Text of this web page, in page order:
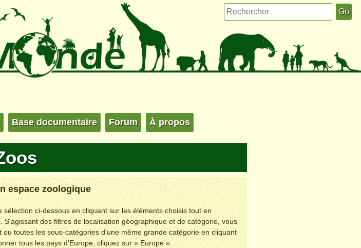
Base documentaire Forum À propos
espace zoologique
ci-dessous en cliquant sur les éléments choisis tout en
S'agissant des filtres de localisation géographique et de catégorie, vous
toutes les sous-catégories d'une même grande catégorie en cliquant
tous les pays d'Europe, cliquez sur « Europe ».